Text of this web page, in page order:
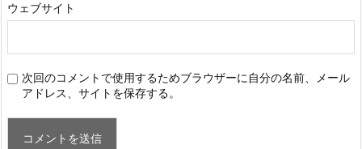
ウェブサイト
次回のコメントで使用するためブラウザーに自分の名前、メール
アドレス、サイトを保存する。